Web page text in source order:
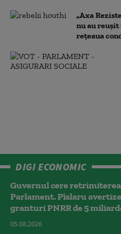
„Axa
nu au reușit
rețeaua
DIGI ECONOMIC
Guvernul cere
Parlament. Pîslaru
granturi PNRR de 5
05.08.2026